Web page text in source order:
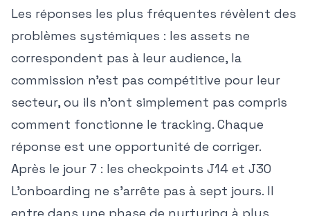
Les réponses les plus fréquentes révèlent des
problèmes systémiques : les assets ne
correspondent pas à leur audience, la
commission n'est pas compétitive pour leur
secteur, ou ils n'ont simplement pas compris
comment fonctionne le tracking. Chaque
réponse est une opportunité de corriger.
Après le jour 7 : les checkpoints J14 et J30
L'onboarding ne s'arrête pas à sept jours. Il